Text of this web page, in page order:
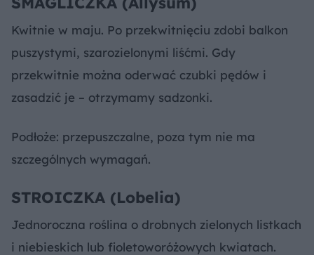
Kwitnie w maju. Po przekwitnięciu zdobi balkon
puszystymi, szarozielonymi liśćmi. Gdy
przekwitnie można oderwać czubki pędów i
zasadzić je – otrzymamy sadzonki.
Podłoże: przepuszczalne, poza tym nie ma
szczególnych wymagań.
STROICZKA (Lobelia)
Jednoroczna roślina o drobnych zielonych listkach
i niebieskich lub fioletoworóżowych kwiatach.